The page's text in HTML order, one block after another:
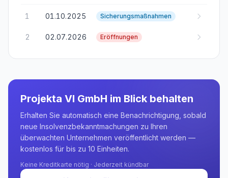
1 01.10.2025 Sicherungsmaßnahmen
2 02.07.2026 Eröffnungen
Projekta VI GmbH im Blick behalten
Erhalten Sie automatisch eine Benachrichtigung, sobald
neue Insolvenzbekanntmachungen zu Ihren
überwachten Unternehmen veröffentlicht werden —
kostenlos für bis zu 10 Einheiten.
Keine Kreditkarte nötig · Jederzeit kündbar